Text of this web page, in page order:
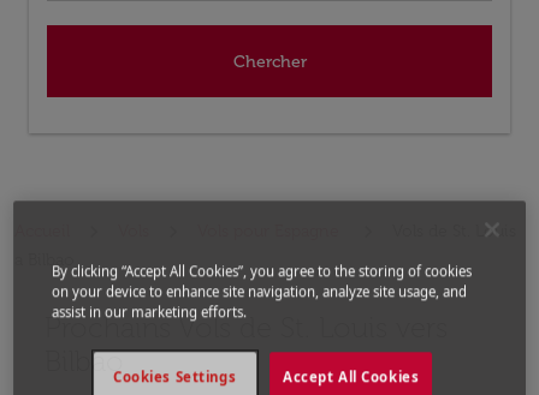
Chercher
Vols de St. Louis
Prochains Vols de St. Louis vers
Bilbao
Aucun tarif trouvé pour les options populaires
By clicking “Accept All Cookies”, you agree to the storing of cookies
on your device to enhance site navigation, analyze site usage, and
assist in our marketing efforts.
Accept All Cookies
Cookies Settings